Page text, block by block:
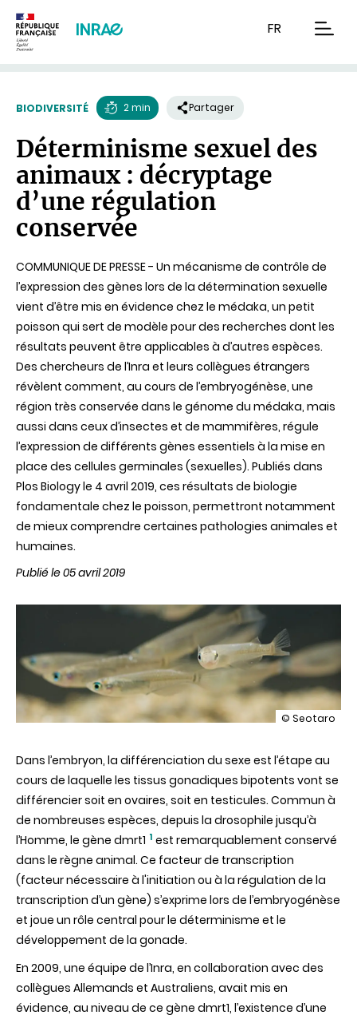
FR
BIODIVERSITÉ
de
lecture
2 min Partager
Déterminisme sexuel des
animaux : décryptage
d’une régulation
conservée
COMMUNIQUE DE PRESSE - Un mécanisme de contrôle de
l’expression des gènes lors de la détermination sexuelle
vient d’être mis en évidence chez le médaka, un petit
poisson qui sert de modèle pour des recherches dont les
résultats peuvent être applicables à d’autres espèces.
Des chercheurs de l’Inra et leurs collègues étrangers
révèlent comment, au cours de l’embryogénèse, une
région très conservée dans le génome du médaka, mais
aussi dans ceux d’insectes et de mammifères, régule
l’expression de différents gènes essentiels à la mise en
place des cellules germinales (sexuelles). Publiés dans
Plos Biology le 4 avril 2019, ces résultats de biologie
fondamentale chez le poisson, permettront notamment
de mieux comprendre certaines pathologies animales et
humaines.
Publié le 05 avril 2019
illustration
des
:
décryptage
d’une
régulation
conservée
© Seotaro
Dans l’embryon, la différenciation du sexe est l’étape au
cours de laquelle les tissus gonadiques bipotents vont se
différencier soit en ovaires, soit en testicules. Commun à
de nombreuses espèces, depuis la drosophile jusqu’à
l’Homme, le gène dmrt1 1 est remarquablement conservé
dans le règne animal. Ce facteur de transcription
(facteur nécessaire à l'initiation ou à la régulation de la
transcription d’un gène) s’exprime lors de l’embryogénèse
et joue un rôle central pour le déterminisme et le
développement de la gonade.
En 2009, une équipe de l’Inra, en collaboration avec des
collègues Allemands et Australiens, avait mis en
évidence, au niveau de ce gène dmrt1, l’existence d’une